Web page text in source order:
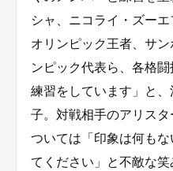
シャ、ニコライ・ズー
オリンピック王者、サ
ンピック代表ら、各格
練習をしています」と
子。対戦相手のアリス
ついては「印象は何も
てください」と不敵な